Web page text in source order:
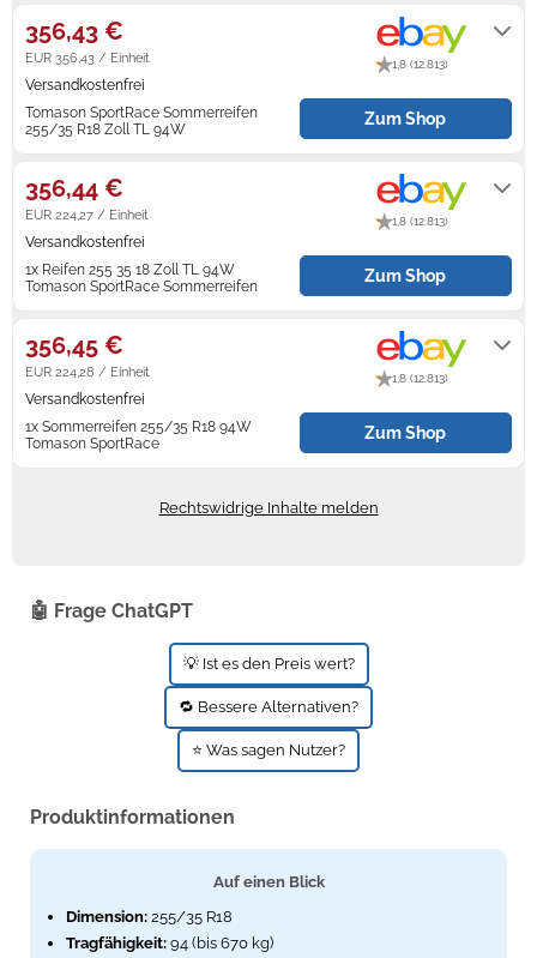
Zündkerzen
Ölfilter
Navi Taschen
Navi-Zubehör
Navigationsgeräte
Navigationssoftware
Powercaps
Winterreifen
Tomason SportRace Sommerreifen
255/35 R18 Zoll TL 94W
1,8 (12.813)
356,43 €
EUR 356,43 / Einheit
Versandkostenfrei
Zum Shop
1x Reifen 255 35 18 Zoll TL 94W
Tomason SportRace Sommerreifen
1,8 (12.813)
356,44 €
EUR 224,27 / Einheit
Versandkostenfrei
Zum Shop
1x Sommerreifen 255/35 R18 94W
Tomason SportRace
1,8 (12.813)
356,45 €
EUR 224,28 / Einheit
Versandkostenfrei
Zum Shop
Rechtswidrige Inhalte melden
🤖 Frage ChatGPT
💡 Ist es den Preis wert?
🔁 Bessere Alternativen?
⭐ Was sagen Nutzer?
Produktinformationen
Auf einen Blick
Dimension: 255/35 R18
Tragfähigkeit: 94 (bis 670 kg)